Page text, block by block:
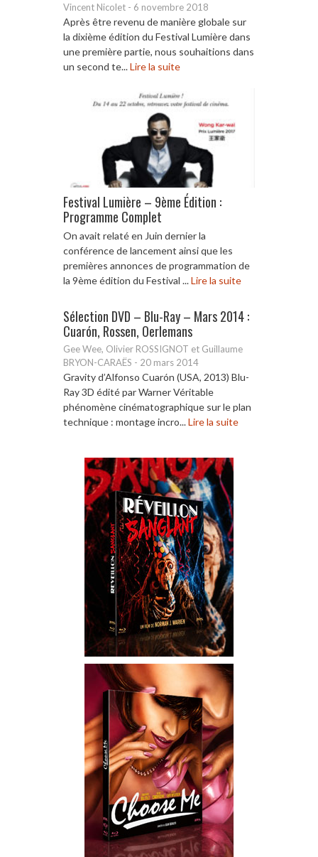
Vincent Nicolet - 6 novembre 2018
Après être revenu de manière globale sur
la dixième édition du Festival Lumière dans
une première partie, nous souhaitions dans
un second te...Lire la suite
Festival Lumière – 9ème Édition :
Programme Complet
On avait relaté en Juin dernier la
conférence de lancement ainsi que les
premières annonces de programmation de
la 9ème édition du Festival ...Lire la suite
Sélection DVD – Blu-Ray – Mars 2014 :
Cuarón, Rossen, Oerlemans
Gee Wee, Olivier ROSSIGNOT et Guillaume
BRYON-CARAËS - 20 mars 2014
Gravity d’Alfonso Cuarón (USA, 2013) Blu-
Ray 3D édité par Warner Véritable
phénomène cinématographique sur le plan
technique : montage incro...Lire la suite